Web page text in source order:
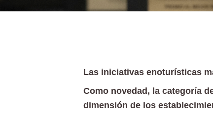
Las iniciativas enoturísticas
Como novedad, la categoría
dimensión de los